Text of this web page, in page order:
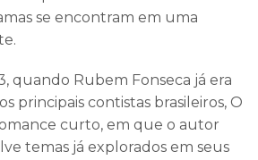
se encontram em uma
quando Rubem Fonseca já era
principais contistas brasileiros, O
curto, em que o autor
temas já explorados em seus